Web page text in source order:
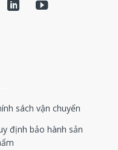
/ GA15 / GA18 /
1619126900
1613610500
sách vận chuyển
định bảo hành sản